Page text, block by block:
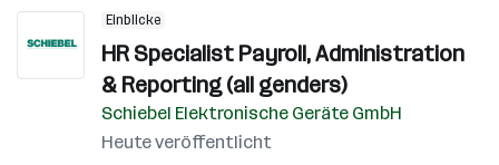
Einblicke
HR Specialist Payroll, Administration
& Reporting (all genders)
Schiebel Elektronische Geräte GmbH
Heute veröffentlicht